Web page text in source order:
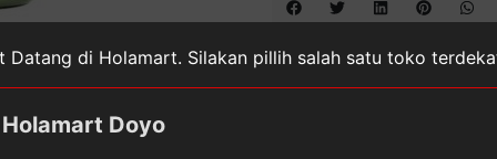
Datang di Holamart. Silakan pillih salah satu toko
Holamart Doyo